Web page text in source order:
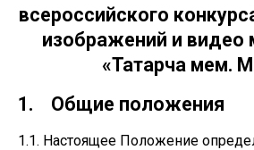
всероссийского
изображений и видео
«Татарча мем.
1. Общие положения
1.1. Настоящее Положение